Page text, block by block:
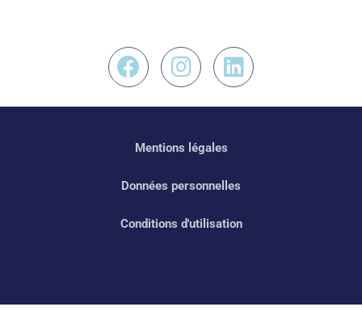
Nous retrouver sur
Nous retrouver
Nous
Mentions légales
Données personnelles
Conditions d'utilisation